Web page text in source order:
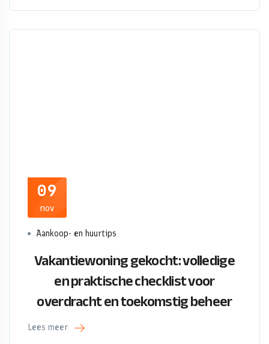
09
nov
Aankoop- en huurtips
Vakantiewoning gekocht: volledige
en praktische checklist voor
overdracht en toekomstig beheer
Lees meer